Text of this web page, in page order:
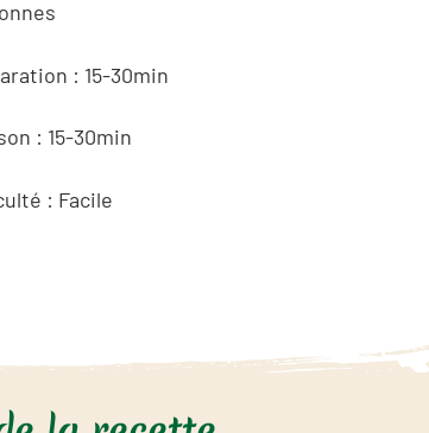
: 15-30min
: 15-30min
: Facile